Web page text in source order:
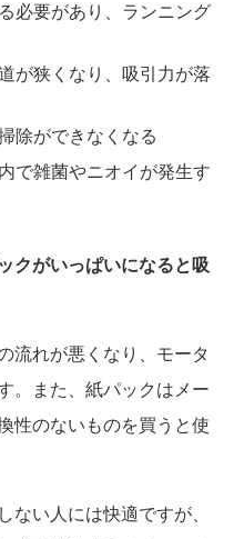
必要があり、ランニング
が狭くなり、吸引力が落
除ができなくなる
で雑菌やニオイが発生す
ックがいっぱいになると吸
流れが悪くなり、モータ
。また、紙パックはメー
性のないものを買うと使
ない人には快適ですが、